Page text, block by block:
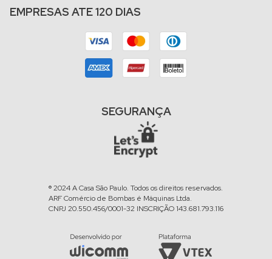
EMPRESAS ATE 120 DIAS
SEGURANÇA
® 2024 A Casa São Paulo. Todos os direitos reservados.
ARF Comércio de Bombas é Máquinas Ltda.
CNPJ 20.550.456/0001-32 INSCRIÇÃO 143.681.793.116